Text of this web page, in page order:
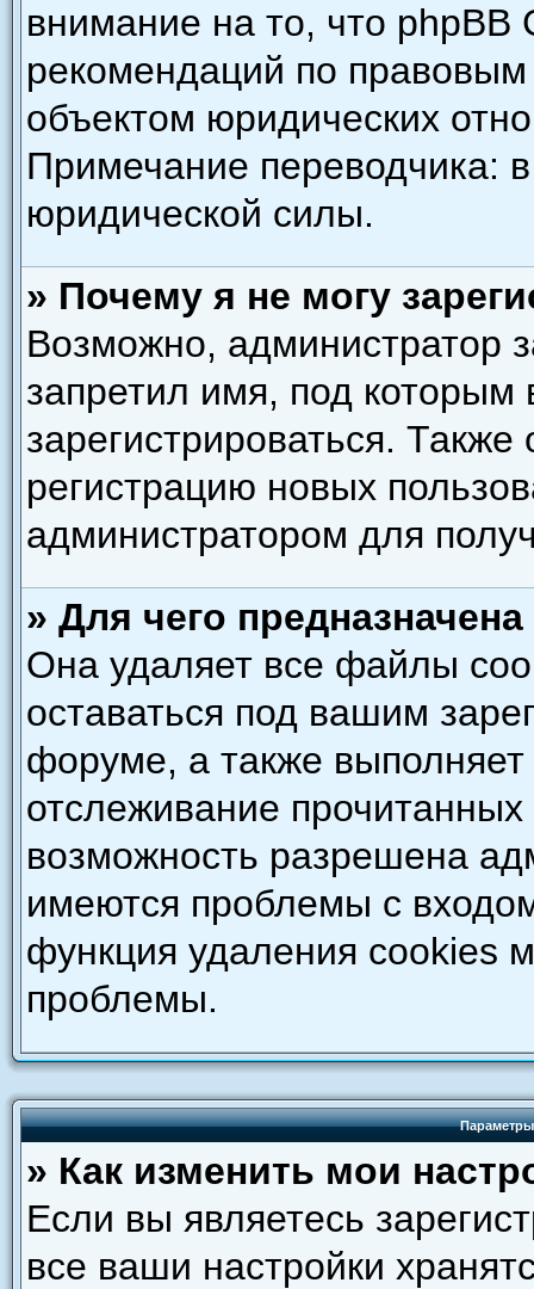
внимание на то, что phpBB
рекомендаций по
объектом юридических
Примечание переводчика:
юридической силы.
» Почему я не могу
Возможно, администратор
запретил имя, под которым
зарегистрироваться.
регистрацию новых
администратором для
» Для чего
Она удаляет все файлы
оставаться под вашим
форуме, а также выполняет
отслеживание
возможность разрешена
имеются проблемы с
функция удаления cookies
проблемы.
Параметры
» Как изменить мои
Если вы являетесь
все ваши настройки